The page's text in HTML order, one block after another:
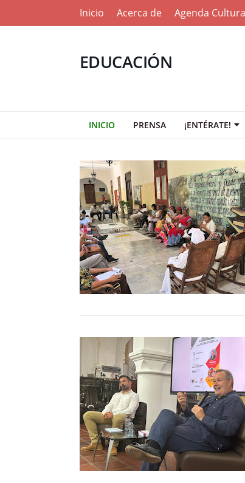
Inicio Acerca de Agenda
EDUCACIÓN
INICIO PRENSA ¡ENTÉRATE!